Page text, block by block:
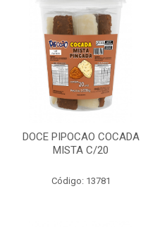
DOCE PIPOCAO COCADA
MISTA C/20
Código: 13781